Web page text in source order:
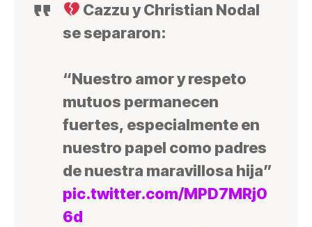
Cazzu y Christian Nodal
se separaron:
“Nuestro amor y respeto
mutuos permanecen
fuertes, especialmente en
nuestro papel como padres
de nuestra maravillosa hija”
pic.twitter.com/MPD7MRj0
6d